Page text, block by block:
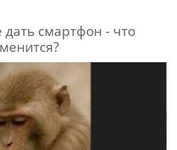
дать смартфон - что